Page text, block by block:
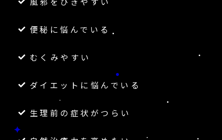
便秘に悩んでいる
むくみやすい
ダイエットに悩んでいる
生理前の症状がつらい